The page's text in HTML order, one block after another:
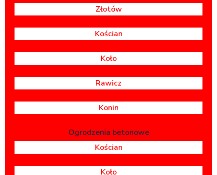
Złotów
Kościan
Koło
Rawicz
Konin
Ogrodzenia betonowe
Kościan
Koło